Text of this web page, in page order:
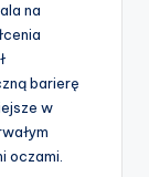
na
barierę
w
oczami.